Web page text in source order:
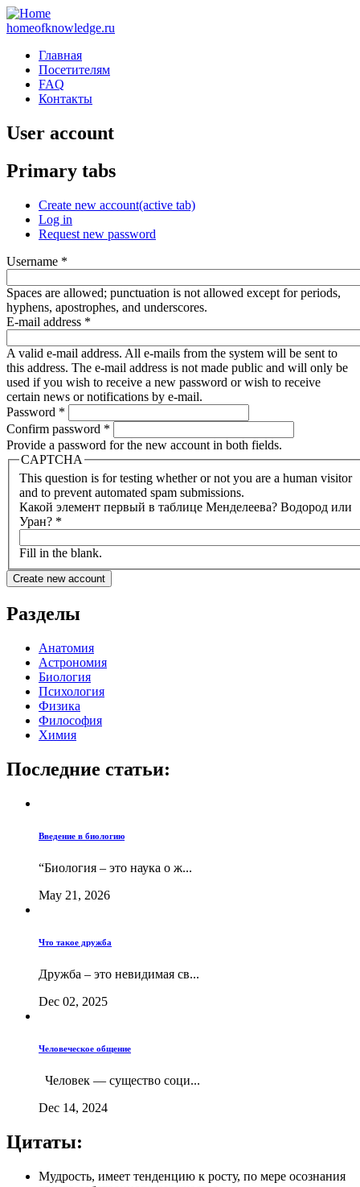
homeofknowledge.ru
Главная
Посетителям
FAQ
Контакты
User account
Primary tabs
Create new account(active tab)
Log in
Request new password
Username *
Spaces are allowed; punctuation is not allowed except for periods,
hyphens, apostrophes, and underscores.
E-mail address *
A valid e-mail address. All e-mails from the system will be sent to
this address. The e-mail address is not made public and will only be
used if you wish to receive a new password or wish to receive
certain news or notifications by e-mail.
Password *
Confirm password *
Provide a password for the new account in both fields.
CAPTCHA
This question is for testing whether or not you are a human visitor
and to prevent automated spam submissions.
Какой элемент первый в таблице Менделеева? Водород или
Уран? *
Fill in the blank.
Разделы
Анатомия
Астрономия
Биология
Психология
Физика
Философия
Химия
Последние статьи:
Введение в биологию
“Биология – это наука о ж...
May 21, 2026
Что такое дружба
Дружба – это невидимая св...
Dec 02, 2025
Человеческое общение
Человек — существо соци...
Dec 14, 2024
Цитаты:
Мудрость, имеет тенденцию к росту, по мере осознания